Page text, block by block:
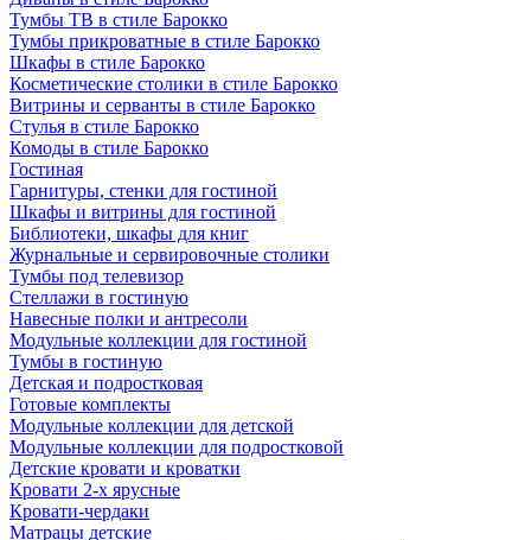
Тумбы ТВ в стиле Барокко
Тумбы прикроватные в стиле Барокко
Шкафы в стиле Барокко
Косметические столики в стиле Барокко
Витрины и серванты в стиле Барокко
Стулья в стиле Барокко
Комоды в стиле Барокко
Гостиная
Гарнитуры, стенки для гостиной
Шкафы и витрины для гостиной
Библиотеки, шкафы для книг
Журнальные и сервировочные столики
Тумбы под телевизор
Стеллажи в гостиную
Навесные полки и антресоли
Модульные коллекции для гостиной
Тумбы в гостиную
Детская и подростковая
Готовые комплекты
Модульные коллекции для детской
Модульные коллекции для подростковой
Детские кровати и кроватки
Кровати 2-х ярусные
Кровати-чердаки
Матрацы детские